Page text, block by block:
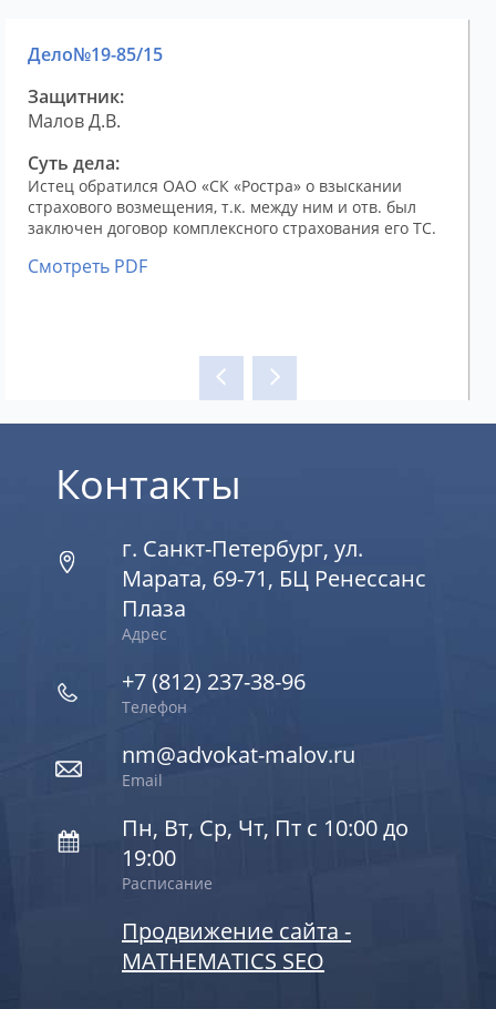
Дело№19-85/15
Защитник:
Малов Д.В.
Суть дела:
Истец обратился ОАО «СК «Ростра» о взыскании
страхового возмещения, т.к. между ним и отв. был
заключен договор комплексного страхования его ТС.
Смотреть PDF
Контакты
г. Санкт-Петербург, ул.
Марата, 69-71, БЦ Ренессанс
Плаза
Адрес
+7 (812) 237-38-96
Телефон
nm@advokat-malov.ru
Email
Пн, Вт, Ср, Чт, Пт с 10:00 до
19:00
Расписание
Продвижение сайта -
MATHEMATICS SEO